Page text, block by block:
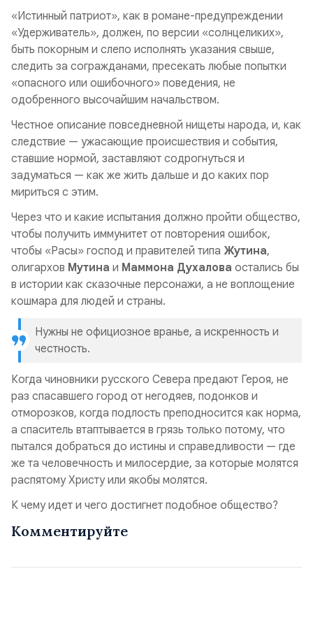
«Истинный патриот», как в романе-предупреждении
«Удерживатель», должен, по версии «солнцеликих»,
быть покорным и слепо исполнять указания свыше,
следить за согражданами, пресекать любые попытки
«опасного или ошибочного» поведения, не
одобренного высочайшим начальством.
Честное описание повседневной нищеты народа, и, как
следствие — ужасающие происшествия и события,
ставшие нормой, заставляют содрогнуться и
задуматься — как же жить дальше и до каких пор
мириться с этим.
Через что и какие испытания должно пройти общество,
чтобы получить иммунитет от повторения ошибок,
чтобы «Расы» господ и правителей типа Жутина,
олигархов Мутина и Маммона Духалова остались бы
в истории как сказочные персонажи, а не воплощение
кошмара для людей и страны.
Нужны не официозное вранье, а искренность и
честность.
Когда чиновники русского Севера предают Героя, не
раз спасавшего город от негодяев, подонков и
отморозков, когда подлость преподносится как норма,
а спаситель втаптывается в грязь только потому, что
пытался добраться до истины и справедливости — где
же та человечность и милосердие, за которые молятся
распятому Христу или якобы молятся.
К чему идет и чего достигнет подобное общество?
Комментируйте